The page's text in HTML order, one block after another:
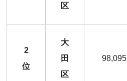
区
2
位
大
田
区
98,095